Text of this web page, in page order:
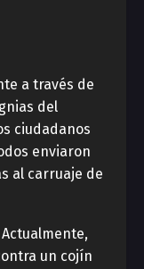
a través de
del
ciudadanos
enviaron
al carruaje de
un cojín